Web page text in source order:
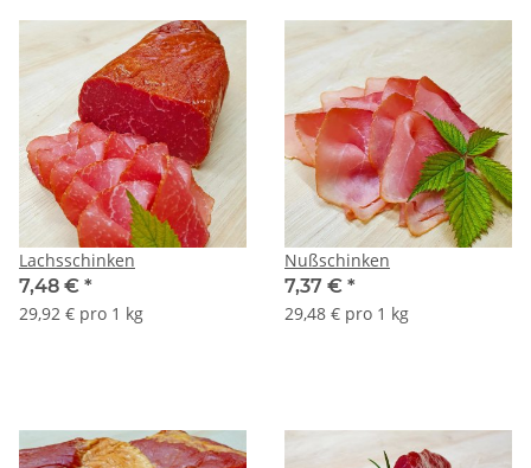
Lachsschinken
7,48 € *
29,92 € pro 1 kg
Nußschinken
7,37 € *
29,48 € pro 1 kg